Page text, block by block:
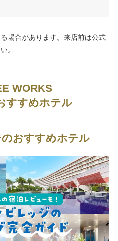
場合があります。来店前は公式
。
WORKS
すすめホテル
おすすめホテル